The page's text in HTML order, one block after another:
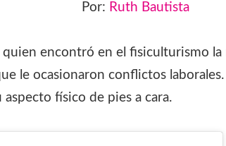
Por: Ruth Bautista
quien encontró en el fisiculturismo
le ocasionaron conflictos
físico de pies a cara.